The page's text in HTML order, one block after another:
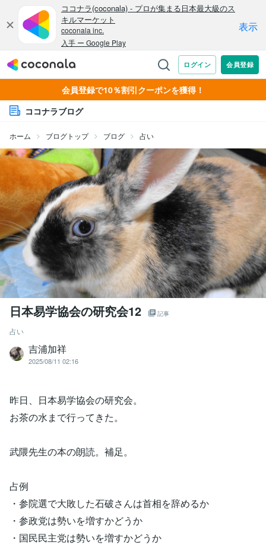
会員登録で10％割引クーポンを獲得！
ココナラブログ
ホーム ブログトップ ブログ 占い
日本易学協会の研究会12 記事
占い
吉浦加祥
2025/08/11 02:16
昨日、日本易学協会の研究会。
お茶の水まで行ってきた。
武隈先生の本の朗読。補足。
占例
・参院選で大敗した石破さんは首相を辞めるか
・参政党は勢いを増すかどうか
・国民民主党は勢いを増すかどうか